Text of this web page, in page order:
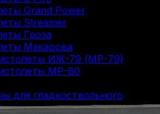
Grand Power
Streamer
Гроза
Макарова
ИЖ-79 (МР-79)
МР-80
для гладкоствольного